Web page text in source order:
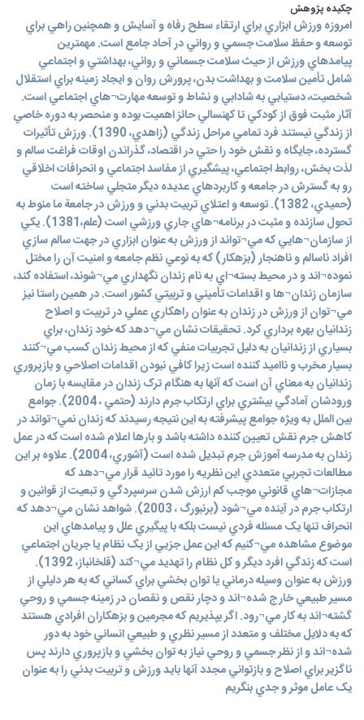
چکیده پژوهش
امروزه ورزش ابزاري براي ارتقاء سطح رفاه و آسايش و همچنين راهي براي
توسعه و حفظ سلامت جسمي و رواني در آحاد جامع است. مهمترين
پيامدهاي ورزش از حيث سلامت جسماني و رواني، بهداشتي و اجتماعي
شامل تأمين سلامت و بهداشت بدن، پرورش روان و ايجاد زمينه براي استقلال
شخصيت، دستيابي به شادابي و نشاط و توسعه مهارت¬هاي اجتماعي است.
آثار مثبت فوق از کودکي تا کهنسالي حائز اهميت بوده و منحصر به دوره خاصي
از زندگي نيستند فرد تمامي مراحل زندگي (زاهدي، 1390). ورزش تأثيرات
گسترده، جايگاه و نقش خود را حتي در اقتصاد، گذراندن اوقات فراغت سالم و
لذت بخش، روابط اجتماعي، پيشگيري از مفاسد اجتماعي و انحرافات اخلاقي
رو به گسترش در جامعه و کاربردهاي عديده ديگر متجلي ساخته است
(حميدي، 1382). توسعه و اعتلاي تربيت بدني و ورزش در جامعة ما منوط به
تحول سازنده و مثبت در برنامه¬هاي جاري ورزشي است (علم،1381). يکي
از سازمان¬هايي که مي¬تواند از ورزش به عنوان ابزاري در جهت سالم سازي
افراد ناسالم و ناهنجار (بزهکار) که به نوعي نظم جامعه و امنيت آن را مختل
نموده¬اند و در محيط بسته¬اي به نام زندان نگهداري مي¬شوند، استفاده کند،
سازمان زندان¬ها و اقدامات تأميني و تربيتي کشور است. در همين راستا نيز
مي¬توان از ورزش در زندان به عنوان راهکاري عملي در تربيت و اصلاح
زندانيان بهره برداري کرد. تحقيقات نشان مي¬دهد که خود زندان، براي
بسياري از زندانيان به دليل تجربيات منفي که از محيط زندان کسب مي¬کنند
بسيار مخرب و نااميد کننده است زيرا کافي نبودن اقدامات اصلاحي و بازپروري
زندانيان به معناي آن است که آنها به هنگام ترک زندان در مقايسه با زمان
ورودشان آمادگي بيشتري براي ارتکاب جرم دارند (حتمي ، 2004). جوامع
بين الملل به ويژه جوامع پيشرفته به اين نتيجه رسيدند که زندان نمي¬تواند در
کاهش جرم نقش تعيين کننده داشته باشد و بارها اعلام شده است که در عمل
زندان به مدرسه آموزش جرم تبديل شده است (آشوري، 2004). علاوه بر اين
مطالعات تجربي متعددي اين نظريه را مورد تائيد قرار مي¬دهد که
مجازات¬هاي قانوني موجب کم ارزش شدن سرسپردگي و تبعيت از قوانين و
ارتکاب جرم در آينده مي¬شود (برنبورگ ، 2003). شواهد نشان مي¬دهد که
انحراف تنها يک مسئله فردي نيست بلکه با پيگيري علل و پيامدهاي اين
موضوع مشاهده مي¬کنيم که اين عمل جزيي از يک نظام يا جريان اجتماعي
است که زندگي افرد ديگر و کل نظام را تهديد مي¬کند (قلخانباز، 1392).
ورزش به عنوان وسيله درماني يا توان بخشي براي کساني که به هر دليلي از
مسير طبيعي خارج شده¬اند و دچار نقص و نقصان در زمينه جسمي و روحي
گشته¬اند به کار مي¬رود. اگر بپذيريم که مجرمين و بزهکاران افرادي هستند
که به دلايل مختلف و متعدد از مسير نظري و طبيعي انساني خود به دور
شده¬اند و از نظر جسمي و روحي نياز به توان بخشي و بازپروري دارند پس
ناگزير براي اصلاح و بازتواني مجدد آنها بايد ورزش و تربيت بدني را به عنوان
يک عامل موثر و جدي بنگريم